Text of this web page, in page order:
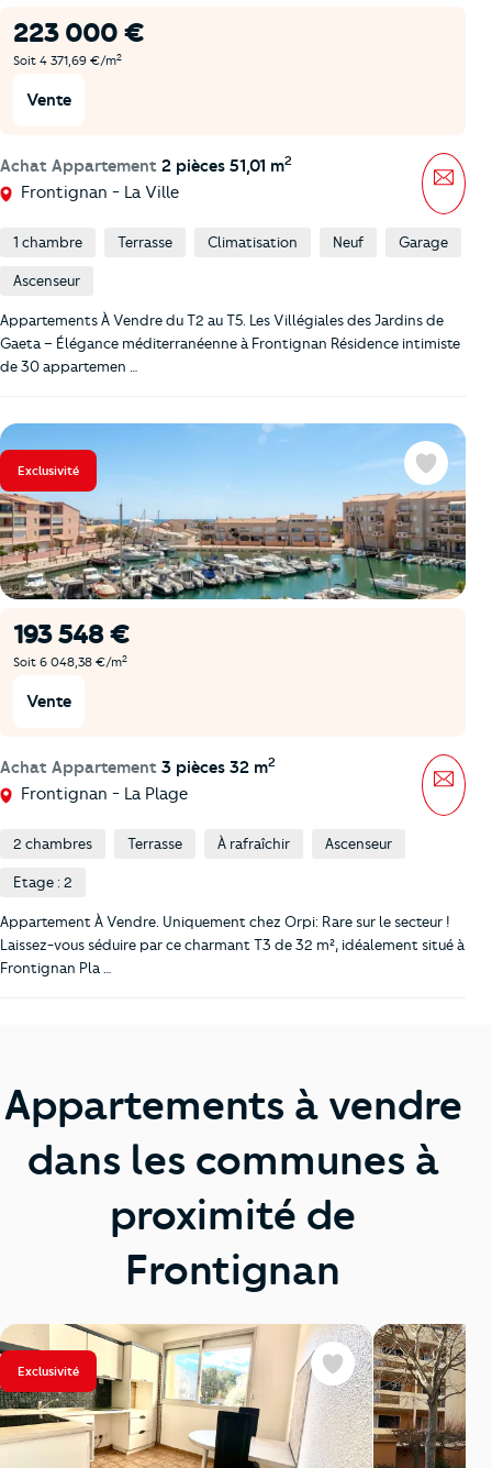
223 000 €
Soit 4 371,69 €/m2
Vente
Achat Appartement 2 pièces 51,01 m2
Frontignan - La Ville
1 chambre Terrasse Climatisation Neuf Garage
Ascenseur
Appartements À Vendre du T2 au T5. Les Villégiales des Jardins de
Gaeta – Élégance méditerranéenne à Frontignan Résidence intimiste
de 30 appartemen …
Exclusivité
193 548 €
Soit 6 048,38 €/m2
Vente
Achat Appartement 3 pièces 32 m2
Frontignan - La Plage
Favoris
2 chambres Terrasse À rafraîchir Ascenseur
Etage : 2
Appartement À Vendre. Uniquement chez Orpi: Rare sur le secteur !
Laissez-vous séduire par ce charmant T3 de 32 m², idéalement situé à
Frontignan Pla …
Appartements à vendre
dans les communes à
proximité de
Frontignan
Exclusivité Favoris